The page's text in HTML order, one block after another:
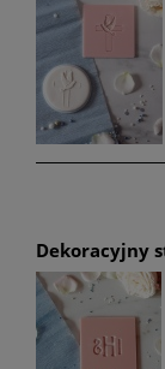
Dekoracyjny